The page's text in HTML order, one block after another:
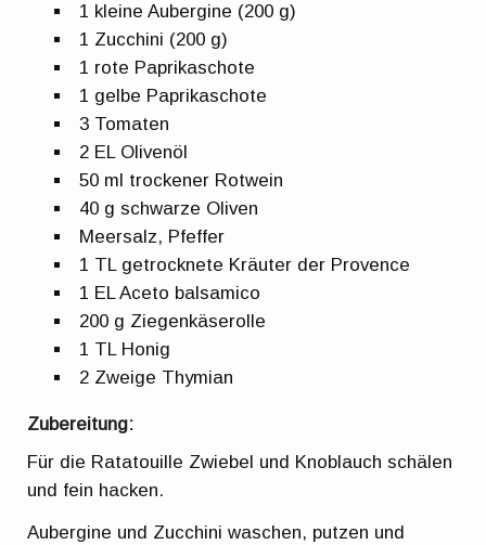
1 kleine Aubergine (200 g)
1 Zucchini (200 g)
1 rote Paprikaschote
1 gelbe Paprikaschote
3 Tomaten
2 EL Olivenöl
50 ml trockener Rotwein
40 g schwarze Oliven
Meersalz, Pfeffer
1 TL getrocknete Kräuter der Provence
1 EL Aceto balsamico
200 g Ziegenkäserolle
1 TL Honig
2 Zweige Thymian
Zubereitung:
Für die Ratatouille Zwiebel und Knoblauch schälen
und fein hacken.
Aubergine und Zucchini waschen, putzen und